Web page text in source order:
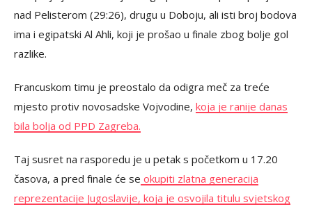
nad Pelisterom (29:26), drugu u Doboju, ali isti broj bodova
ima i egipatski Al Ahli, koji je prošao u finale zbog bolje gol
razlike.
Francuskom timu je preostalo da odigra meč za treće
mjesto protiv novosadske Vojvodine, koja je ranije danas
bila bolja od PPD Zagreba.
Taj susret na rasporedu je u petak s početkom u 17.20
časova, a pred finale će se okupiti zlatna generacija
reprezentacije Jugoslavije, koja je osvojila titulu svjetskog